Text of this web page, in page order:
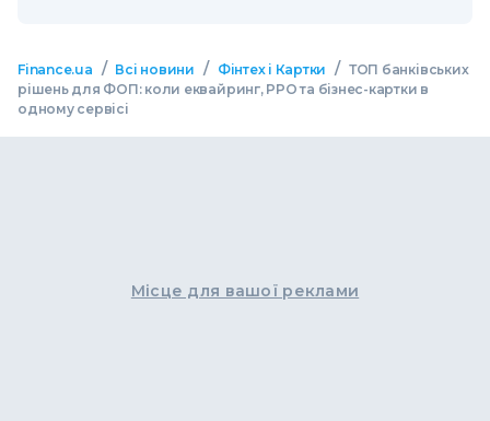
Finance.ua / Всі новини / Фінтех і Картки / ТОП банківських
рішень для ФОП: коли еквайринг, РРО та бізнес-картки в
одному сервісі
Місце для вашої реклами